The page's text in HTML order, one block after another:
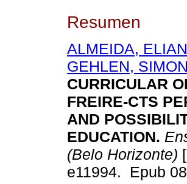
Resumen
ALMEIDA,
GEHLEN,
CURRICULAR
FREIRE-CTS
AND
EDUCATION.
(Belo Horizonte)
e11994. Epub